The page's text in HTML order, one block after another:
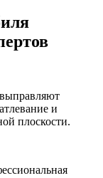
и
плоскости.